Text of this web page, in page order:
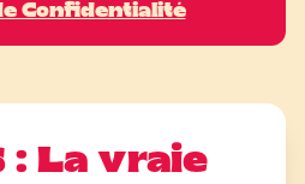
Confidentialité
: La vraie